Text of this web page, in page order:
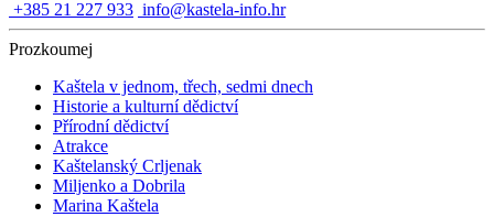
+385 21 227 933 info@kastela-info.hr
Prozkoumej
Kaštela v jednom, třech, sedmi dnech
Historie a kulturní dědictví
Přírodní dědictví
Atrakce
Kaštelanský Crljenak
Miljenko a Dobrila
Marina Kaštela